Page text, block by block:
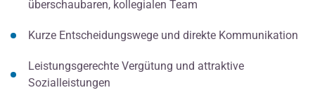
überschaubaren, kollegialen Team
Kurze Entscheidungswege und direkte Kommunikation
Leistungsgerechte Vergütung und attraktive
Sozialleistungen